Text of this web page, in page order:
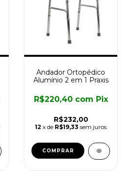
Andador Ortopédico
Alumínio 2 em 1 Praxis
R$232,00
R$220,40 com Pix
12 x de R$19,33 sem juros